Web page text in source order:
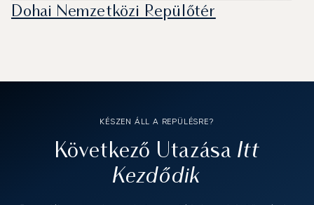
Dohai Nemzetközi Repülőtér
KÉSZEN ÁLL A REPÜLÉSRE?
Következő Utazása Itt
Kezdődik